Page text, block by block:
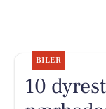
BILER
10